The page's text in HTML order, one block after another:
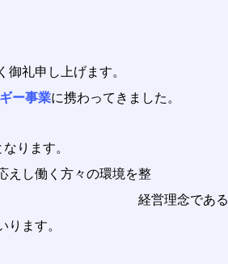
礼申し上げます。
ー事業に携わってきました。
ります。
えし働く方々の環境を整
念である
ます。